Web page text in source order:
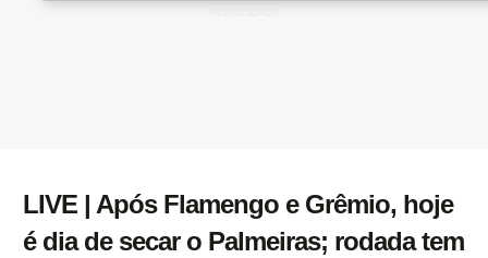
LIVE | Após Flamengo e Grêmio, hoje
é dia de secar o Palmeiras; rodada tem